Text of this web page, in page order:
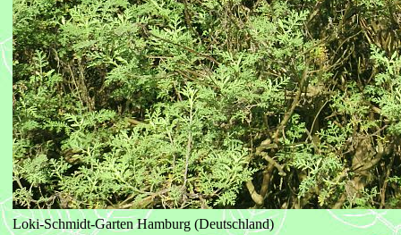
Loki-Schmidt-Garten Hamburg (Deutschland)